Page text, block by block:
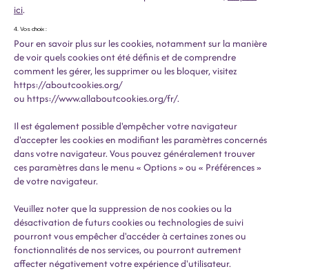
ici.
4. Vos choix :
Pour en savoir plus sur les cookies, notamment sur la manière
de voir quels cookies ont été définis et de comprendre
comment les gérer, les supprimer ou les bloquer, visitez
https://aboutcookies.org/
ou https://www.allaboutcookies.org/fr/.
Il est également possible d'empêcher votre navigateur
d'accepter les cookies en modifiant les paramètres concernés
dans votre navigateur. Vous pouvez généralement trouver
ces paramètres dans le menu « Options » ou « Préférences »
de votre navigateur.
Veuillez noter que la suppression de nos cookies ou la
désactivation de futurs cookies ou technologies de suivi
pourront vous empêcher d'accéder à certaines zones ou
fonctionnalités de nos services, ou pourront autrement
affecter négativement votre expérience d'utilisateur.